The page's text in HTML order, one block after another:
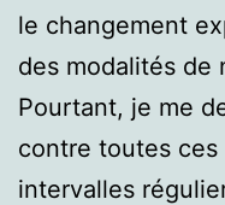
le changement
des modalités de
Pourtant, je me
contre toutes ces
intervalles